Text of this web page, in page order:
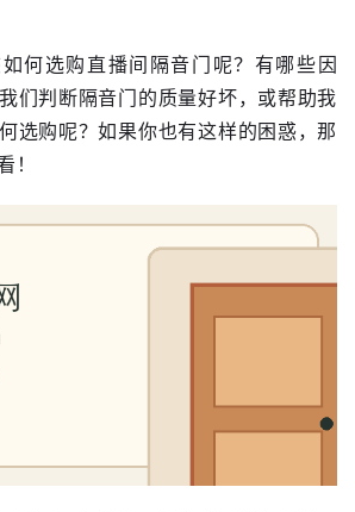
何选购直播间隔音门呢？有哪些因
们判断隔音门的质量好坏，或帮助我
选购呢？如果你也有这样的困惑，那
！